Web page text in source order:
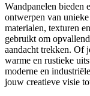
Wandpanelen bieden
ontwerpen van
materialen, texturen
gebruikt om
aandacht trekken. Of
warme en rustieke
moderne en
jouw creatieve visie